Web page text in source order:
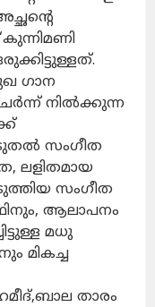
ഗാന
നിൽക്കുന്ന
സംഗീത
ലളിതമായ
സംഗീത
ആലാപനം
മധു
മികച്ച
താരം